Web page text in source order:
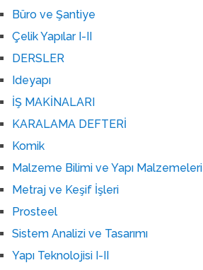
Büro ve Şantiye
Çelik Yapılar I-II
DERSLER
Ideyapı
İŞ MAKİNALARI
KARALAMA DEFTERİ
Komik
Malzeme Bilimi ve Yapı Malzemeleri
Metraj ve Keşif İşleri
Prosteel
Sistem Analizi ve Tasarımı
Yapı Teknolojisi I-II